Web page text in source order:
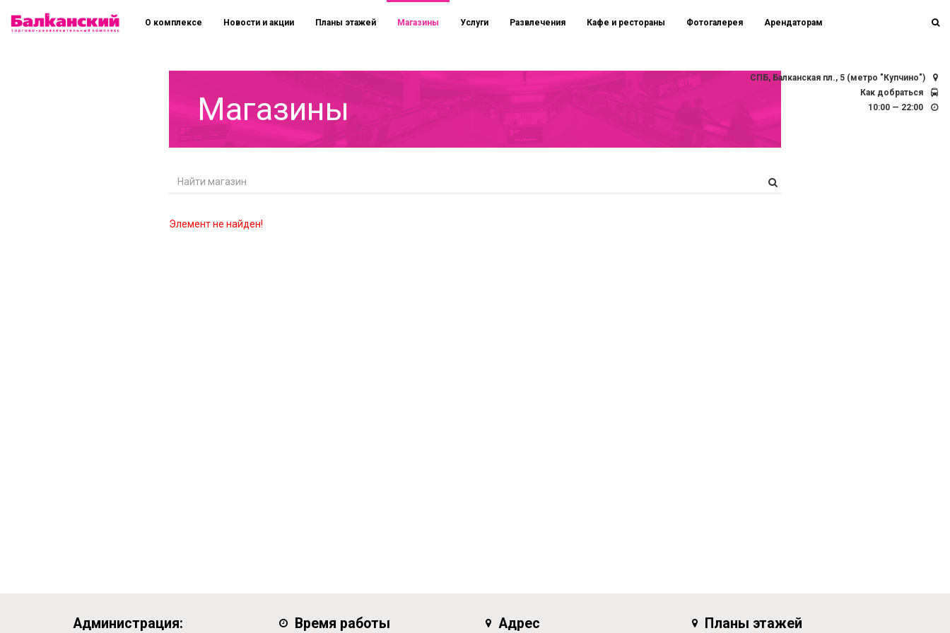
О комплексе Новости и акции Планы этажей Магазины Услуги Развлечения Кафе и рестораны Фотогалерея Арендаторам
СПБ, Балканская пл., 5 (метро "Купчино")
Как добраться
10:00 — 22:00
Магазины
Элемент не найден!
Администрация: Время работы Адрес Планы этажей